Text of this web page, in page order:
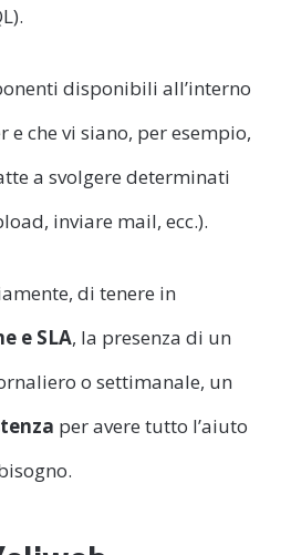
disponibili all’interno
che vi siano, per esempio,
a svolgere determinati
inviare mail, ecc.).
di tenere in
e SLA, la presenza di un
o settimanale, un
per avere tutto l’aiuto